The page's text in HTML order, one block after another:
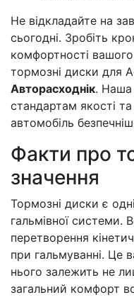
Не відкладайте на
сьогодні. Зробіть
комфортності
тормозні диски для
Авторасходнік. Наша
стандартам якості
автомобіль
Факти про
значення
Тормозні диски є
гальмівної системи.
перетворення
при гальмуванні. Це
нього залежить не
загальний комфорт